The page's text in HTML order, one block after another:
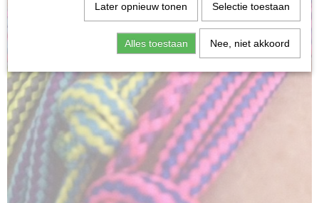
Later opnieuw tonen Selectie toestaan
Alles toestaan Nee, niet akkoord